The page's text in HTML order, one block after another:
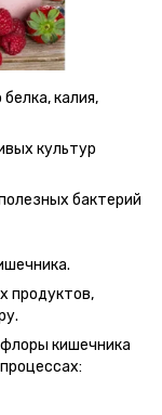
калия,
культур
бактерий
продуктов,
кишечника